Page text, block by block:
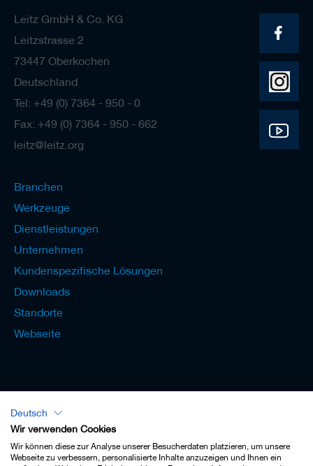
Leitz GmbH & Co. KG
Leitzstrasse 2
73447 Oberkochen
Deutschland
Tel: +49 (0) 7364 - 950 - 0
Fax: +49 (0) 7364 - 950 - 662
leitz@leitz.org
Branchen
Werkzeuge
Dienstleistungen
Unternehmen
Kundenspezifische Lösungen
Downloads
Standorte
Webseite
Lexikon - Deutsch
Deutsch
Wir verwenden Cookies
Wir können diese zur Analyse unserer Besucherdaten platzieren, um unsere
Webseite zu verbessern, personalisierte Inhalte anzuzeigen und Ihnen ein